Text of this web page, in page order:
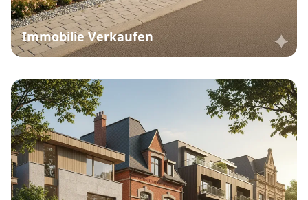
Immobilie Verkaufen